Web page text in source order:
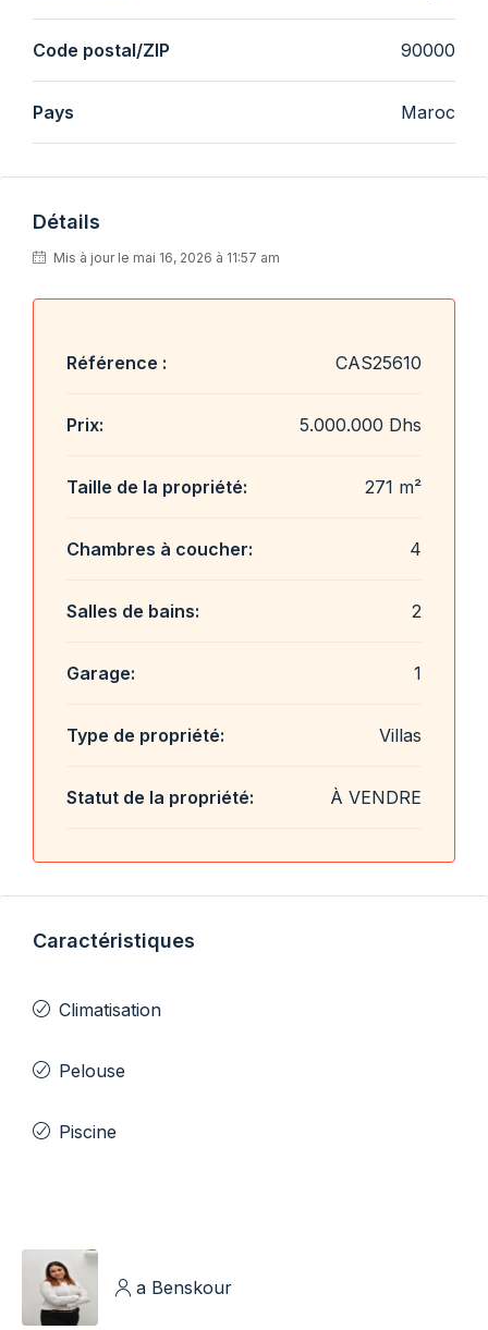
Code postal/ZIP 90000
Pays Maroc
Détails
Mis à jour le mai 16, 2026 à 11:57 am
Référence : CAS25610
Prix: 5.000.000 Dhs
Taille de la propriété: 271 m²
Chambres à coucher: 4
Salles de bains: 2
Garage: 1
Type de propriété: Villas
Statut de la propriété: À VENDRE
Caractéristiques
Climatisation
Pelouse
Piscine
a Benskour